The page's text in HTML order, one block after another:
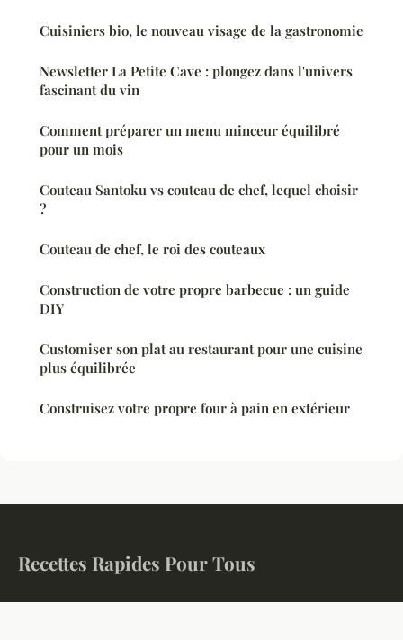
Cuisiniers bio, le nouveau visage de la gastronomie
Newsletter La Petite Cave : plongez dans l'univers
fascinant du vin
Comment préparer un menu minceur équilibré
pour un mois
Couteau Santoku vs couteau de chef, lequel choisir
?
Couteau de chef, le roi des couteaux
Construction de votre propre barbecue : un guide
DIY
Customiser son plat au restaurant pour une cuisine
plus équilibrée
Construisez votre propre four à pain en extérieur
Recettes Rapides Pour Tous